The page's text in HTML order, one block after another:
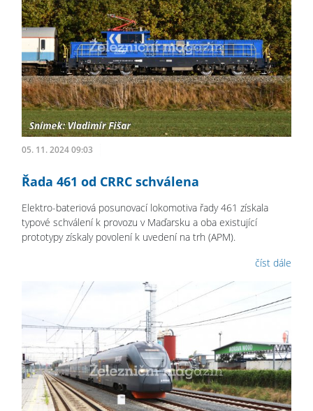
05. 11. 2024 09:03
Řada 461 od CRRC schválena
Elektro-bateriová posunovací lokomotiva řady 461 získala
typové schválení k provozu v Maďarsku a oba existující
prototypy získaly povolení k uvedení na trh (APM).
číst dále